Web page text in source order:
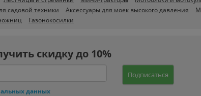
садовой техники Аксессуары для моек высокого давления
Газонокосилки
скидку до 10%
Подписаться
данных